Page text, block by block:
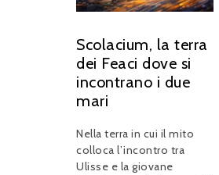
Scolacium, la terra
dei Feaci dove si
incontrano i due
mari
Nella terra in cui il mito
colloca l’incontro tra
Ulisse e la giovane